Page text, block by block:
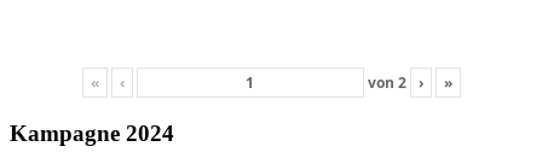
« ‹ von 2 › »
Kampagne 2024